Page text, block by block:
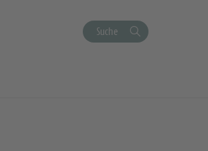
Suche